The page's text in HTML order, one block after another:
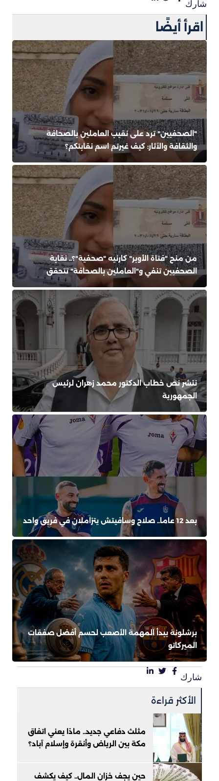
شارك
اقرأ أيضًا
"الصحفيين" ترد على نقيب العاملين بالصحافة
والثقافة والآثار: كيف غيرتم اسم نقابتكم؟
من منح "فتاة الأوبر" كارنيه "صحفية"؟.. نقابة
الصحفيين تنفي و"العاملين بالصحافة" تتحقق
ننشر نص خطاب الدكتور محمد زهران لرئيس
الجمهورية
بعد 12 عاما.. صلاح وسافيتش يتزاملان في فريق واحد
برشلونة يبدأ المهمة الأصعب لحسم أفضل صفقات
الميركاتو
شارك
الأكثر قراءة
مثلث دفاعي جديد.. ماذا يعني اتفاق
مكة بين الرياض وأنقرة وإسلام آباد؟
حين يجف خزان المال.. كيف يكشف